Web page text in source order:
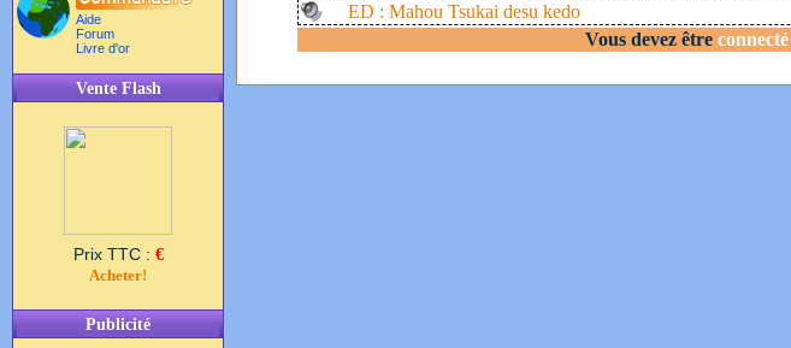
Aide
Forum
Livre d'or
Vente Flash
Prix TTC : €
Acheter!
Publicité
ED : Mahou Tsukai desu kedo
Vous devez être connecté